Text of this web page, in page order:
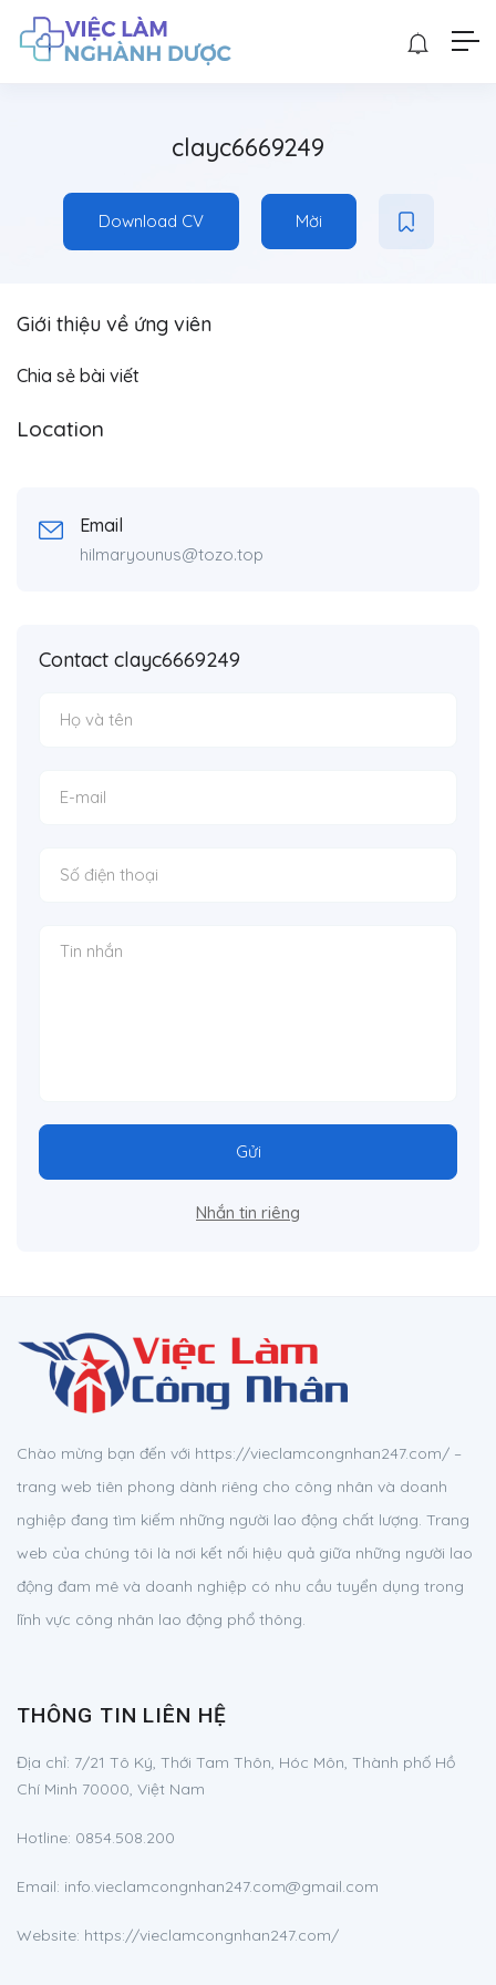
clayc6669249
Download CV Mời
Giới thiệu về ứng viên
Chia sẻ bài viết
Location
Email
hilmaryounus@tozo.top
Contact clayc6669249
Gửi
Nhắn tin riêng
Chào mừng bạn đến với https://vieclamcongnhan247.com/ –
trang web tiên phong dành riêng cho công nhân và doanh
nghiệp đang tìm kiếm những người lao động chất lượng. Trang
web của chúng tôi là nơi kết nối hiệu quả giữa những người lao
động đam mê và doanh nghiệp có nhu cầu tuyển dụng trong
lĩnh vực công nhân lao động phổ thông.
THÔNG TIN LIÊN HỆ
Địa chỉ: 7/21 Tô Ký, Thới Tam Thôn, Hóc Môn, Thành phố Hồ
Chí Minh 70000, Việt Nam
Hotline: 0854.508.200
Email: info.vieclamcongnhan247.com@gmail.com
Website: https://vieclamcongnhan247.com/